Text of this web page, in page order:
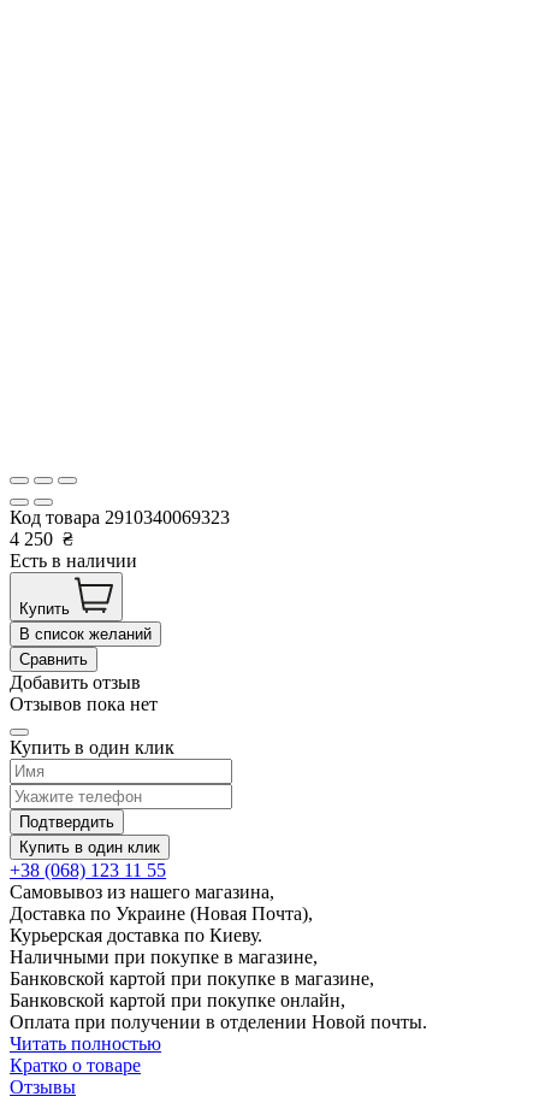
Код товара 2910340069323
4 250 ₴
Есть в наличии
Купить
В список желаний
Сравнить
Добавить отзыв
Отзывов пока нет
Купить в один клик
Подтвердить
Купить в один клик
+38 (068) 123 11 55
Самовывоз из нашего магазина,
Доставка по Украине (Новая Почта),
Курьерская доставка по Киеву.
Наличными при покупке в магазине,
Банковской картой при покупке в магазине,
Банковской картой при покупке онлайн,
Оплата при получении в отделении Новой почты.
Читать полностью
Кратко о товаре
Отзывы